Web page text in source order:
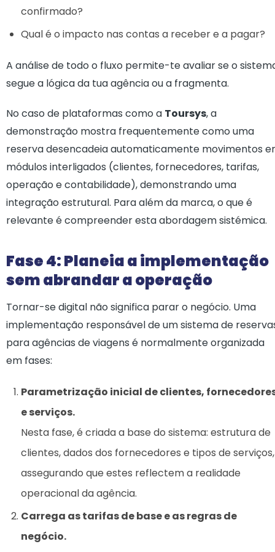
confirmado?
Qual é o impacto nas contas a receber e a pagar?
A análise de todo o fluxo permite-te avaliar se o
segue a lógica da tua agência ou a fragmenta.
No caso de plataformas como a Toursys, a
demonstração mostra frequentemente como uma
reserva desencadeia automaticamente movimentos
módulos interligados (clientes, fornecedores, tarifas,
operação e contabilidade), demonstrando uma
integração estrutural. Para além da marca, o que é
relevante é compreender esta abordagem sistémica.
Fase 4: Planeia a implementação
sem abrandar a operação
Tornar-se digital não significa parar o negócio. Uma
implementação responsável de um sistema de
para agências de viagens é normalmente organizada
em fases:
Parametrização inicial de clientes,
e serviços.
Nesta fase, é criada a base do sistema: estrutura de
clientes, dados dos fornecedores e tipos de serviços,
assegurando que estes reflectem a realidade
operacional da agência.
Carrega as tarifas de base e as regras de
negócio.